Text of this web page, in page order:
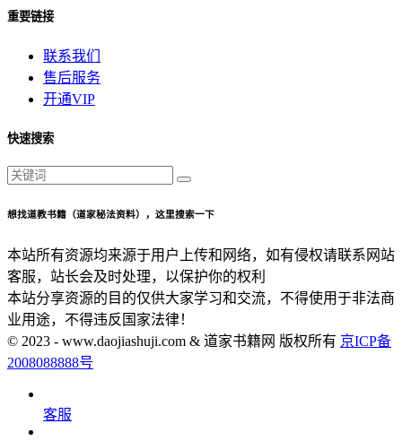
重要链接
联系我们
售后服务
开通VIP
快速搜索
想找道教书籍（道家秘法资料），这里搜索一下
本站所有资源均来源于用户上传和网络，如有侵权请联系网站
客服，站长会及时处理，以保护你的权利
本站分享资源的目的仅供大家学习和交流，不得使用于非法商
业用途，不得违反国家法律！
© 2023 - www.daojiashuji.com & 道家书籍网 版权所有 京ICP备
2008088888号
客服